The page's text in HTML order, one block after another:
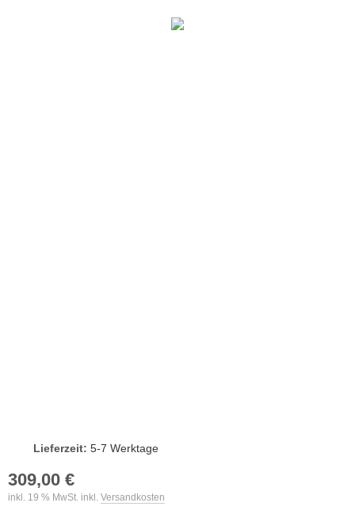
Lieferzeit: 5-7 Werktage
309,00 €
inkl. 19 % MwSt. inkl. Versandkosten